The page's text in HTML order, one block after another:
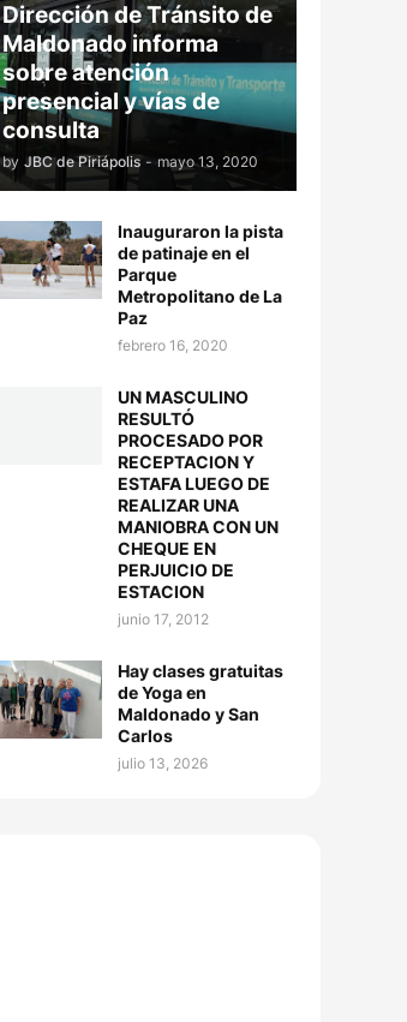
Dirección de Tránsito de
Maldonado informa
sobre atención
presencial y vías de
consulta
by JBC de Piriápolis - mayo 13, 2020
Inauguraron la pista
de patinaje en el
Parque
Metropolitano de La
Paz
febrero 16, 2020
UN MASCULINO
RESULTÓ
PROCESADO POR
RECEPTACION Y
ESTAFA LUEGO DE
REALIZAR UNA
MANIOBRA CON UN
CHEQUE EN
PERJUICIO DE
ESTACION
junio 17, 2012
Hay clases gratuitas
de Yoga en
Maldonado y San
Carlos
julio 13, 2026